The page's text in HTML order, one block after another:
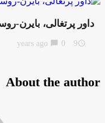
داور پرتغالی، بایرن-
access_time
9 years ago
chat_bubble
About the author